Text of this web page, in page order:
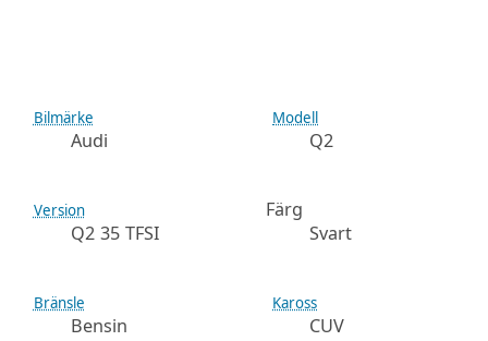
Bilmärke
Audi
Modell
Q2
Version
Q2 35 TFSI
Färg
Svart
Bränsle
Bensin
Kaross
CUV